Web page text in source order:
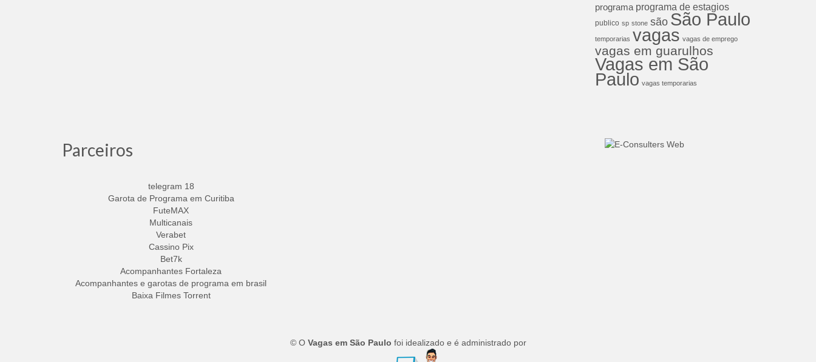
programa programa de estagios
publico sp stone são São Paulo
temporarias vagas vagas de emprego
vagas em guarulhos
Vagas em São
Paulo vagas temporarias
Parceiros
telegram 18
Garota de Programa em Curitiba
FuteMAX
Multicanais
Verabet
Cassino Pix
Bet7k
Acompanhantes Fortaleza
Acompanhantes e garotas de programa em brasil
Baixa Filmes Torrent
© O Vagas em São Paulo foi idealizado e é administrado por